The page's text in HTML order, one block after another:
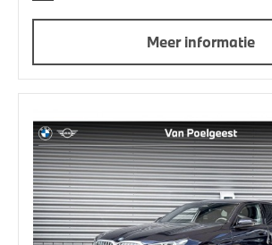
Meer informatie